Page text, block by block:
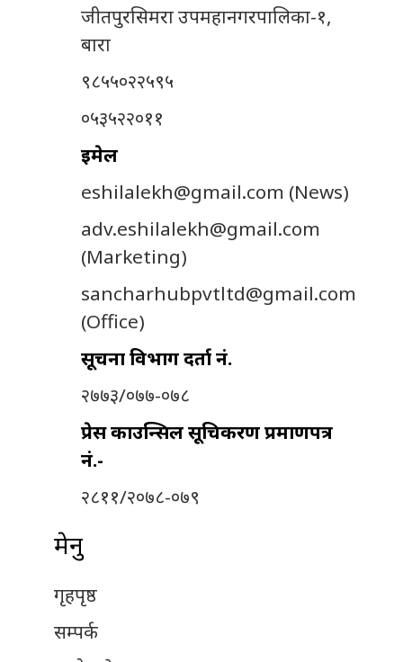
जीतपुरसिमरा उपमहानगरपालिका-१,
बारा
९८५५०२२५९५
०५३५२२०११
इमेल
eshilalekh@gmail.com (News)
adv.eshilalekh@gmail.com
(Marketing)
sancharhubpvtltd@gmail.com
(Office)
सूचना विभाग दर्ता नं.
२७७३/०७७-०७८
प्रेस काउन्सिल सूचिकरण प्रमाणपत्र
नं.-
२८११/२०७८-०७९
मेनु
गृहपृष्ठ
सम्पर्क